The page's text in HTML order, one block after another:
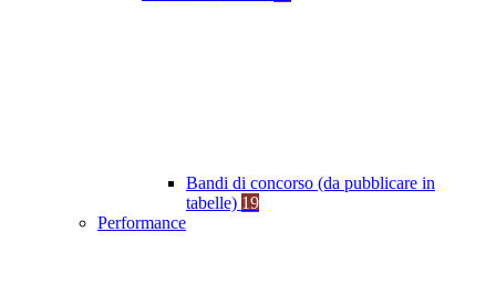
Bandi di concorso (da pubblicare in
tabelle) 19
Performance